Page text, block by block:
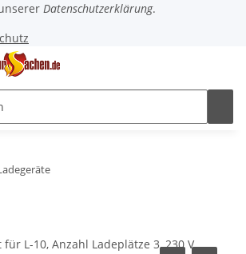
Datenschutzerklärung.